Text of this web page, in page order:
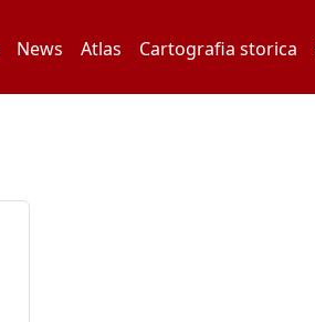
News Atlas Cartografia storica